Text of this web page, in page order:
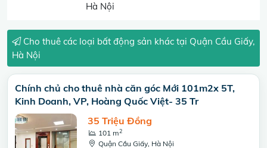
Hà Nội
Cho thuê các loại bất động sản khác tại Quận Cầu Giấy,
Hà Nội
Chính chủ cho thuê nhà căn góc Mới 101m2x 5T,
Kinh Doanh, VP, Hoàng Quốc Việt- 35 Tr
35 Triệu Đồng
101 m2
Quận Cầu Giấy, Hà Nội